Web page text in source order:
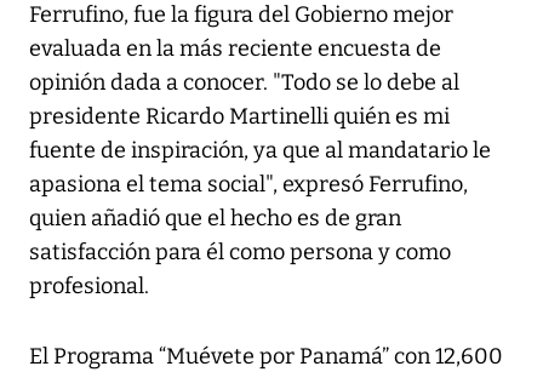
Ferrufino, fue la figura del Gobierno mejor
evaluada en la más reciente encuesta de
opinión dada a conocer. "Todo se lo debe al
presidente Ricardo Martinelli quién es mi
fuente de inspiración, ya que al mandatario le
apasiona el tema social", expresó Ferrufino,
quien añadió que el hecho es de gran
satisfacción para él como persona y como
profesional.
El Programa “Muévete por Panamá” con 12,600